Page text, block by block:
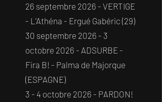
26 septembre 2026 - VERTIGE
- L'Athéna - Ergué Gabéric (29)
30 septembre 2026 - 3
octobre 2026 - ADSURBE -
Fira B! - Palma de Majorque
(ESPAGNE)
3 - 4 octobre 2026 - PARDON!